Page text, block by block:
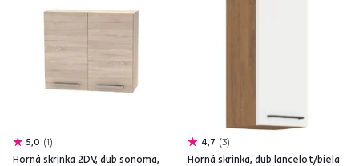
5,0 1
Horná skrinka 2DV, dub sonoma,
4,7 3
Horná skrinka, dub lancelot/biela